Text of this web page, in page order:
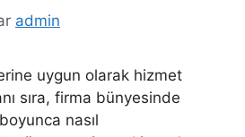
admin
uygun olarak hizmet
sıra, firma bünyesinde
nasıl